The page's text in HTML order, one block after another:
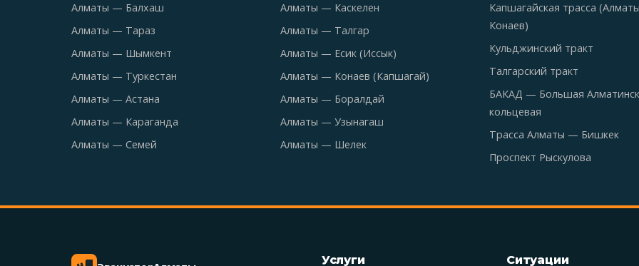
Алматы — Балхаш
Алматы — Тараз
Алматы — Шымкент
Алматы — Туркестан
Алматы — Астана
Алматы — Караганда
Алматы — Семей
Алматы — Каскелен
Алматы — Талгар
Алматы — Есик (Иссык)
Алматы — Конаев (Капшагай)
Алматы — Боралдай
Алматы — Узынагаш
Алматы — Шелек
Капшагайская трасса
Конаев)
Кульджинский тракт
Талгарский тракт
БАКАД — Большая
кольцевая
Трасса Алматы — Бишкек
Проспект Рыскулова
Услуги Ситуации